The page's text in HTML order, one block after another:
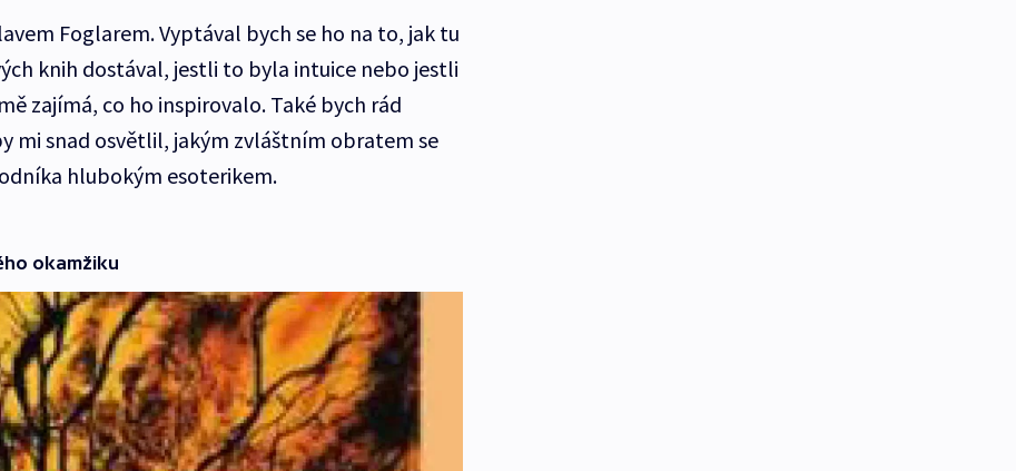
Foglarem. Vyptával bych se ho na to, jak tu
knih dostával, jestli to byla intuice nebo jestli
zajímá, co ho inspirovalo. Také bych rád
mi snad osvětlil, jakým zvláštním obratem se
hlubokým esoterikem.
okamžiku